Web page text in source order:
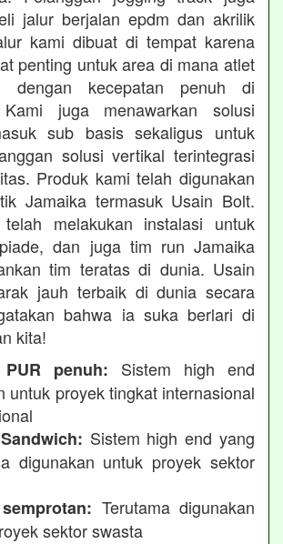
jalur berjalan epdm dan akrilik
kami dibuat di tempat karena
penting untuk area di mana atlet
dengan kecepatan penuh di
Kami juga menawarkan solusi
sub basis sekaligus untuk
solusi vertikal terintegrasi
Produk kami telah digunakan
Jamaika termasuk Usain Bolt.
melakukan instalasi untuk
dan juga tim run Jamaika
tim teratas di dunia. Usain
jauh terbaik di dunia secara
bahwa ia suka berlari di
kita!
penuh: Sistem high end
untuk proyek tingkat internasional
Sistem high end yang
digunakan untuk proyek sektor
Terutama digunakan
sektor swasta